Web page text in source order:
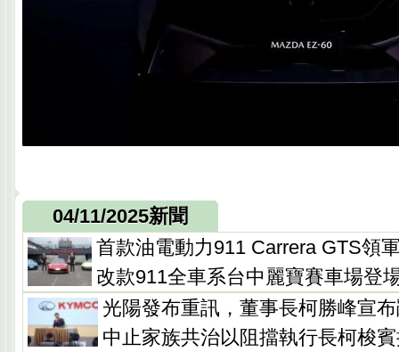
04/11/2025新聞
首款油電動力911 Carrera GTS領
改款911全車系台中麗寶賽車場登
光陽發布重訊，董事長柯勝峰宣
中止家族共治以阻擋執行長柯梭